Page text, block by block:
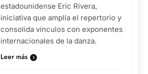
estadounidense Eric Rivera,
iniciativa que amplía el repertorio y
consolida vínculos con exponentes
internacionales de la danza.
Leer más